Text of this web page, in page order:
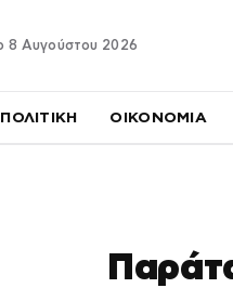
8 Αυγούστου 2026
ΠΟΛΙΤΙΚΗ ΟΙΚΟΝΟΜΙΑ